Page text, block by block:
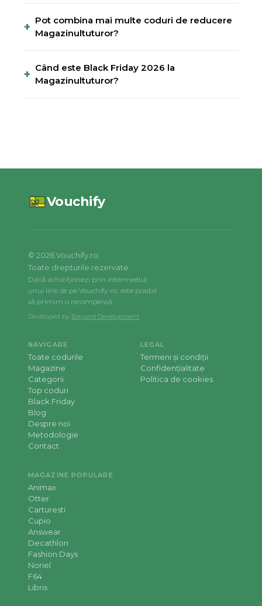
+ Pot combina mai multe coduri de reducere
Magazinultuturor?
+ Când este Black Friday 2026 la
Magazinultuturor?
Vouchify
© 2026Vouchify.ro.
Toate drepturile rezervate.
Dacă achiziționezi prin intermediul
unui link de pe Vouchify.ro, este posibil
să primim o recompensă.
Developed by Beyond Development
NAVIGARE
Toate codurile
Magazine
Categorii
Top coduri
Black Friday
Blog
Despre noi
Metodologie
Contact
LEGAL
Termeni și condiții
Confidențialitate
Politica de cookies
MAGAZINE POPULARE
Animax
Otter
Carturesti
Cupio
Answear
Decathlon
Fashion Days
Noriel
F64
Libris